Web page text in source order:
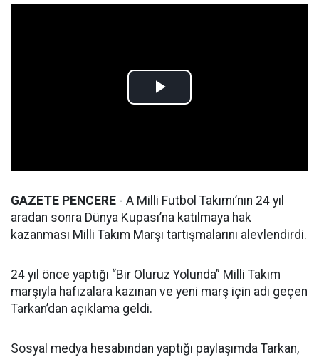
GAZETE PENCERE - A Milli Futbol Takımı’nın 24 yıl
aradan sonra Dünya Kupası’na katılmaya hak
kazanması Milli Takım Marşı tartışmalarını alevlendirdi.
24 yıl önce yaptığı “Bir Oluruz Yolunda” Milli Takım
marşıyla hafızalara kazınan ve yeni marş için adı geçen
Tarkan’dan açıklama geldi.
Sosyal medya hesabından yaptığı paylaşımda Tarkan,